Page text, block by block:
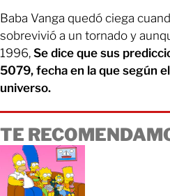
Baba Vanga quedó ciega
sobrevivió a un tornado y
1996, Se dice que sus
5079, fecha en la que según
universo.
TE